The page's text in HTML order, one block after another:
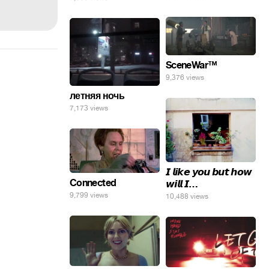
SceneWar™
9,376 views
летняя ночь
7,173 views
𝙄 𝙡𝙞𝙠𝙚 𝙮𝙤𝙪 𝙗𝙪𝙩 𝙝𝙤𝙬
𝙬𝙞𝙡𝙡 𝙄…
10,488 views
Connected
9,799 views